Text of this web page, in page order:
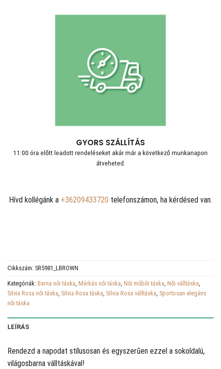
GYORS SZÁLLÍTÁS
11:00 óra előtt leadott rendeléseket akár már a következő munkanapon
átveheted.
Hívd kollégánk a +36209433720 telefonszámon, ha kérdésed van.
Cikkszám: SR5981_LBROWN
Kategóriák: Barna női táska, Márkás női táska, Női műbőr táska, Női válltáska,
Silvia Rosa női táska, Silvia Rosa táska, Silvia Rosa válltáska, Sportosan elegáns
női táska
LEÍRÁS
Rendezd a napodat stílusosan és egyszerűen ezzel a sokoldalú,
világosbarna válltáskával!